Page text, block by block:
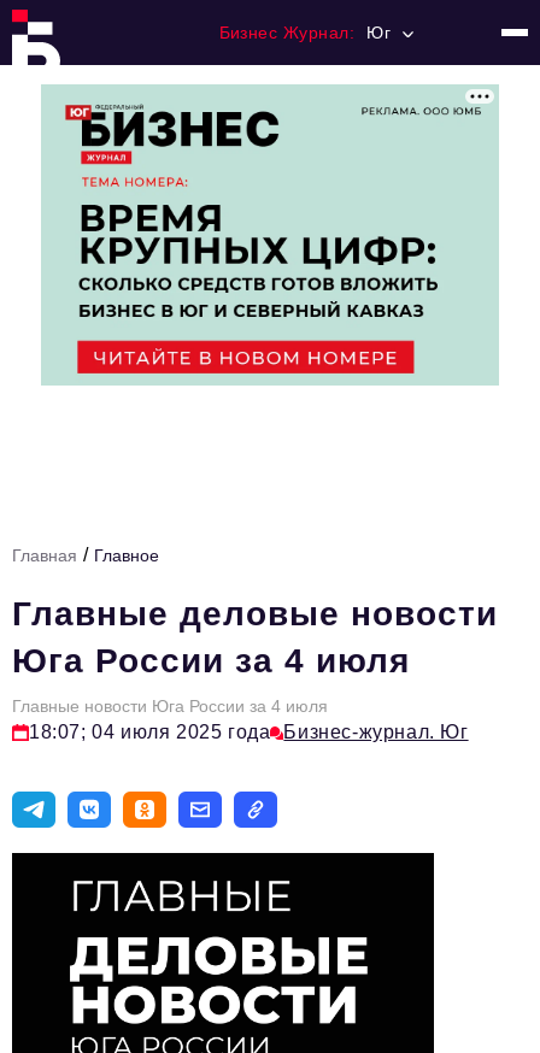
Бизнес Журнал: Юг
Франчайзинг
Номера журнала
Категории:
Финансы
Цитаты
Аналитика
Главное
Сделано в России
Точки роста
Персона
Инвестиции
Главная / Главное
Главные деловые новости
Юга России за 4 июля
Главные новости Юга России за 4 июля
18:07; 04 июля 2025 года Бизнес-журнал. Юг